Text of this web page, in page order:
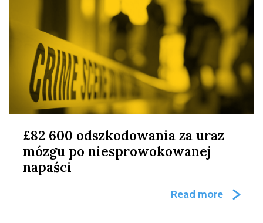
£82 600 odszkodowania za uraz
mózgu po niesprowokowanej
napaści
Read more